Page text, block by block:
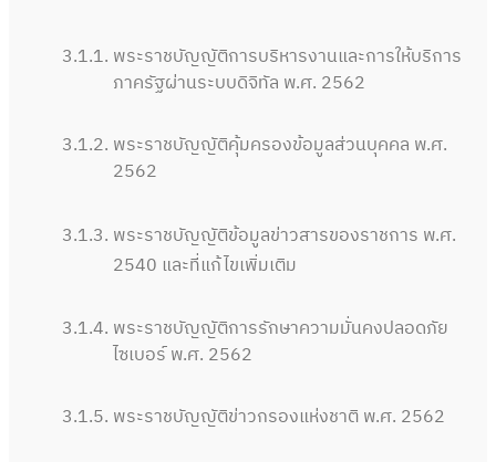
3.1.1. พระราชบัญญัติการบริหารงานและการให้บริการ
ภาครัฐผ่านระบบดิจิทัล พ.ศ. 2562
3.1.2. พระราชบัญญัติคุ้มครองข้อมูลส่วนบุคคล พ.ศ.
2562
3.1.3. พระราชบัญญัติข้อมูลข่าวสารของราชการ พ.ศ.
2540 และที่แก้ไขเพิ่มเติม
3.1.4. พระราชบัญญัติการรักษาความมั่นคงปลอดภัย
ไซเบอร์ พ.ศ. 2562
3.1.5. พระราชบัญญัติข่าวกรองแห่งชาติ พ.ศ. 2562